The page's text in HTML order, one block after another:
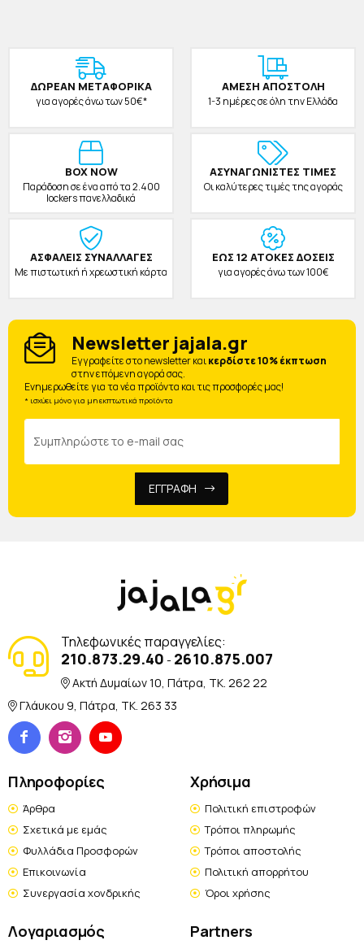
ΔΩΡΕAΝ ΜΕΤΑΦΟΡΙΚΑ
για αγορές άνω των 50€*
ΑΜΕΣΗ ΑΠΟΣΤΟΛΗ
1-3 ημέρες σε όλη την Ελλάδα
BOX NOW
Παράδοση σε ένα από τα 2.400
lockers πανελλαδικά
ΑΣΥΝΑΓΩΝΙΣΤΕΣ ΤΙΜΕΣ
Οι καλύτερες τιμές της αγοράς
ΑΣΦΑΛΕΙΣ ΣΥΝΑΛΛΑΓΕΣ
Με πιστωτική ή χρεωστική κάρτα
ΕΩΣ 12 ΑΤΟΚΕΣ ΔΟΣΕΙΣ
για αγορές άνω των 100€
Newsletter jajala.gr
Eγγραφείτε στο newsletter καικερδίστε 10% έκπτωση
στην επόμενη αγορά σας.
Ενημερωθείτε για τα νέα προϊόντα και τις προσφορές μας!
* ισχύει μόνο για μη εκπτωτικά προϊόντα
ΕΓΓΡΑΦΗ
Τηλεφωνικές παραγγελίες:
210.873.29.40 - 2610.875.007
Ακτή Δυμαίων 10, Πάτρα, TK. 262 22
Γλάυκου 9, Πάτρα, TK. 263 33
Πληροφορίες
Άρθρα
Σχετικά με εμάς
Φυλλάδια Προσφορών
Επικοινωνία
Συνεργασία χονδρικής
Χρήσιμα
Πολιτική επιστροφών
Τρόποι πληρωμής
Τρόποι αποστολής
Πολιτική απορρήτου
Όροι χρήσης
Λογαριασμός Partners